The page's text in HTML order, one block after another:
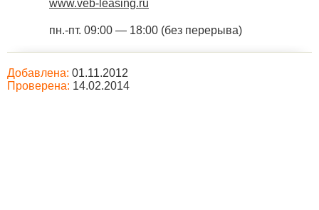
www.veb-leasing.ru
пн.-пт. 09:00 — 18:00 (без перерыва)
Добавлена: 01.11.2012
Проверена: 14.02.2014